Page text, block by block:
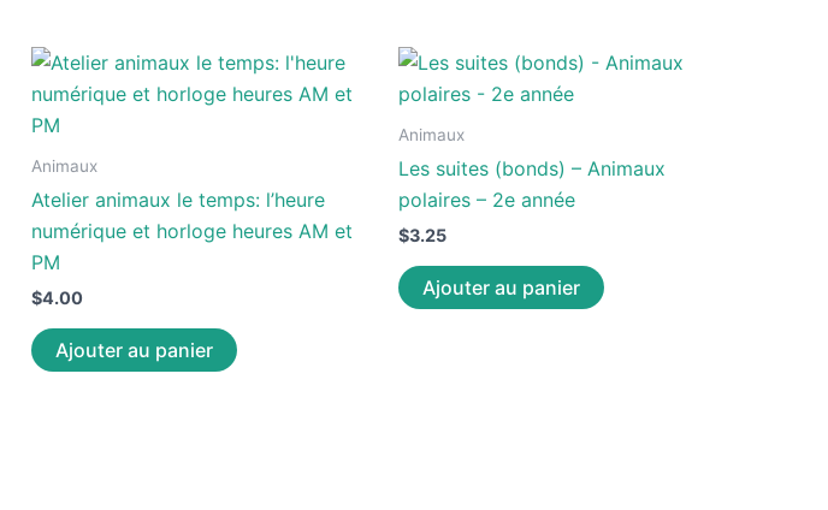
Animaux
Atelier animaux le temps: l’heure
numérique et horloge heures AM et
PM
$4.00
Ajouter au panier
Animaux
Les suites (bonds) – Animaux
polaires – 2e année
$3.25
Ajouter au panier